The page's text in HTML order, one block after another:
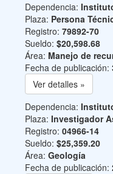
Dependencia:
Plaza: Persona
Registro: 79892-70
Sueldo: $20,598.68
Área: Manejo de
Fecha de publicación:
Ver detalles »
Dependencia:
Plaza: Investigador
Registro: 04966-14
Sueldo: $25,359.20
Área: Geología
Fecha de publicación: